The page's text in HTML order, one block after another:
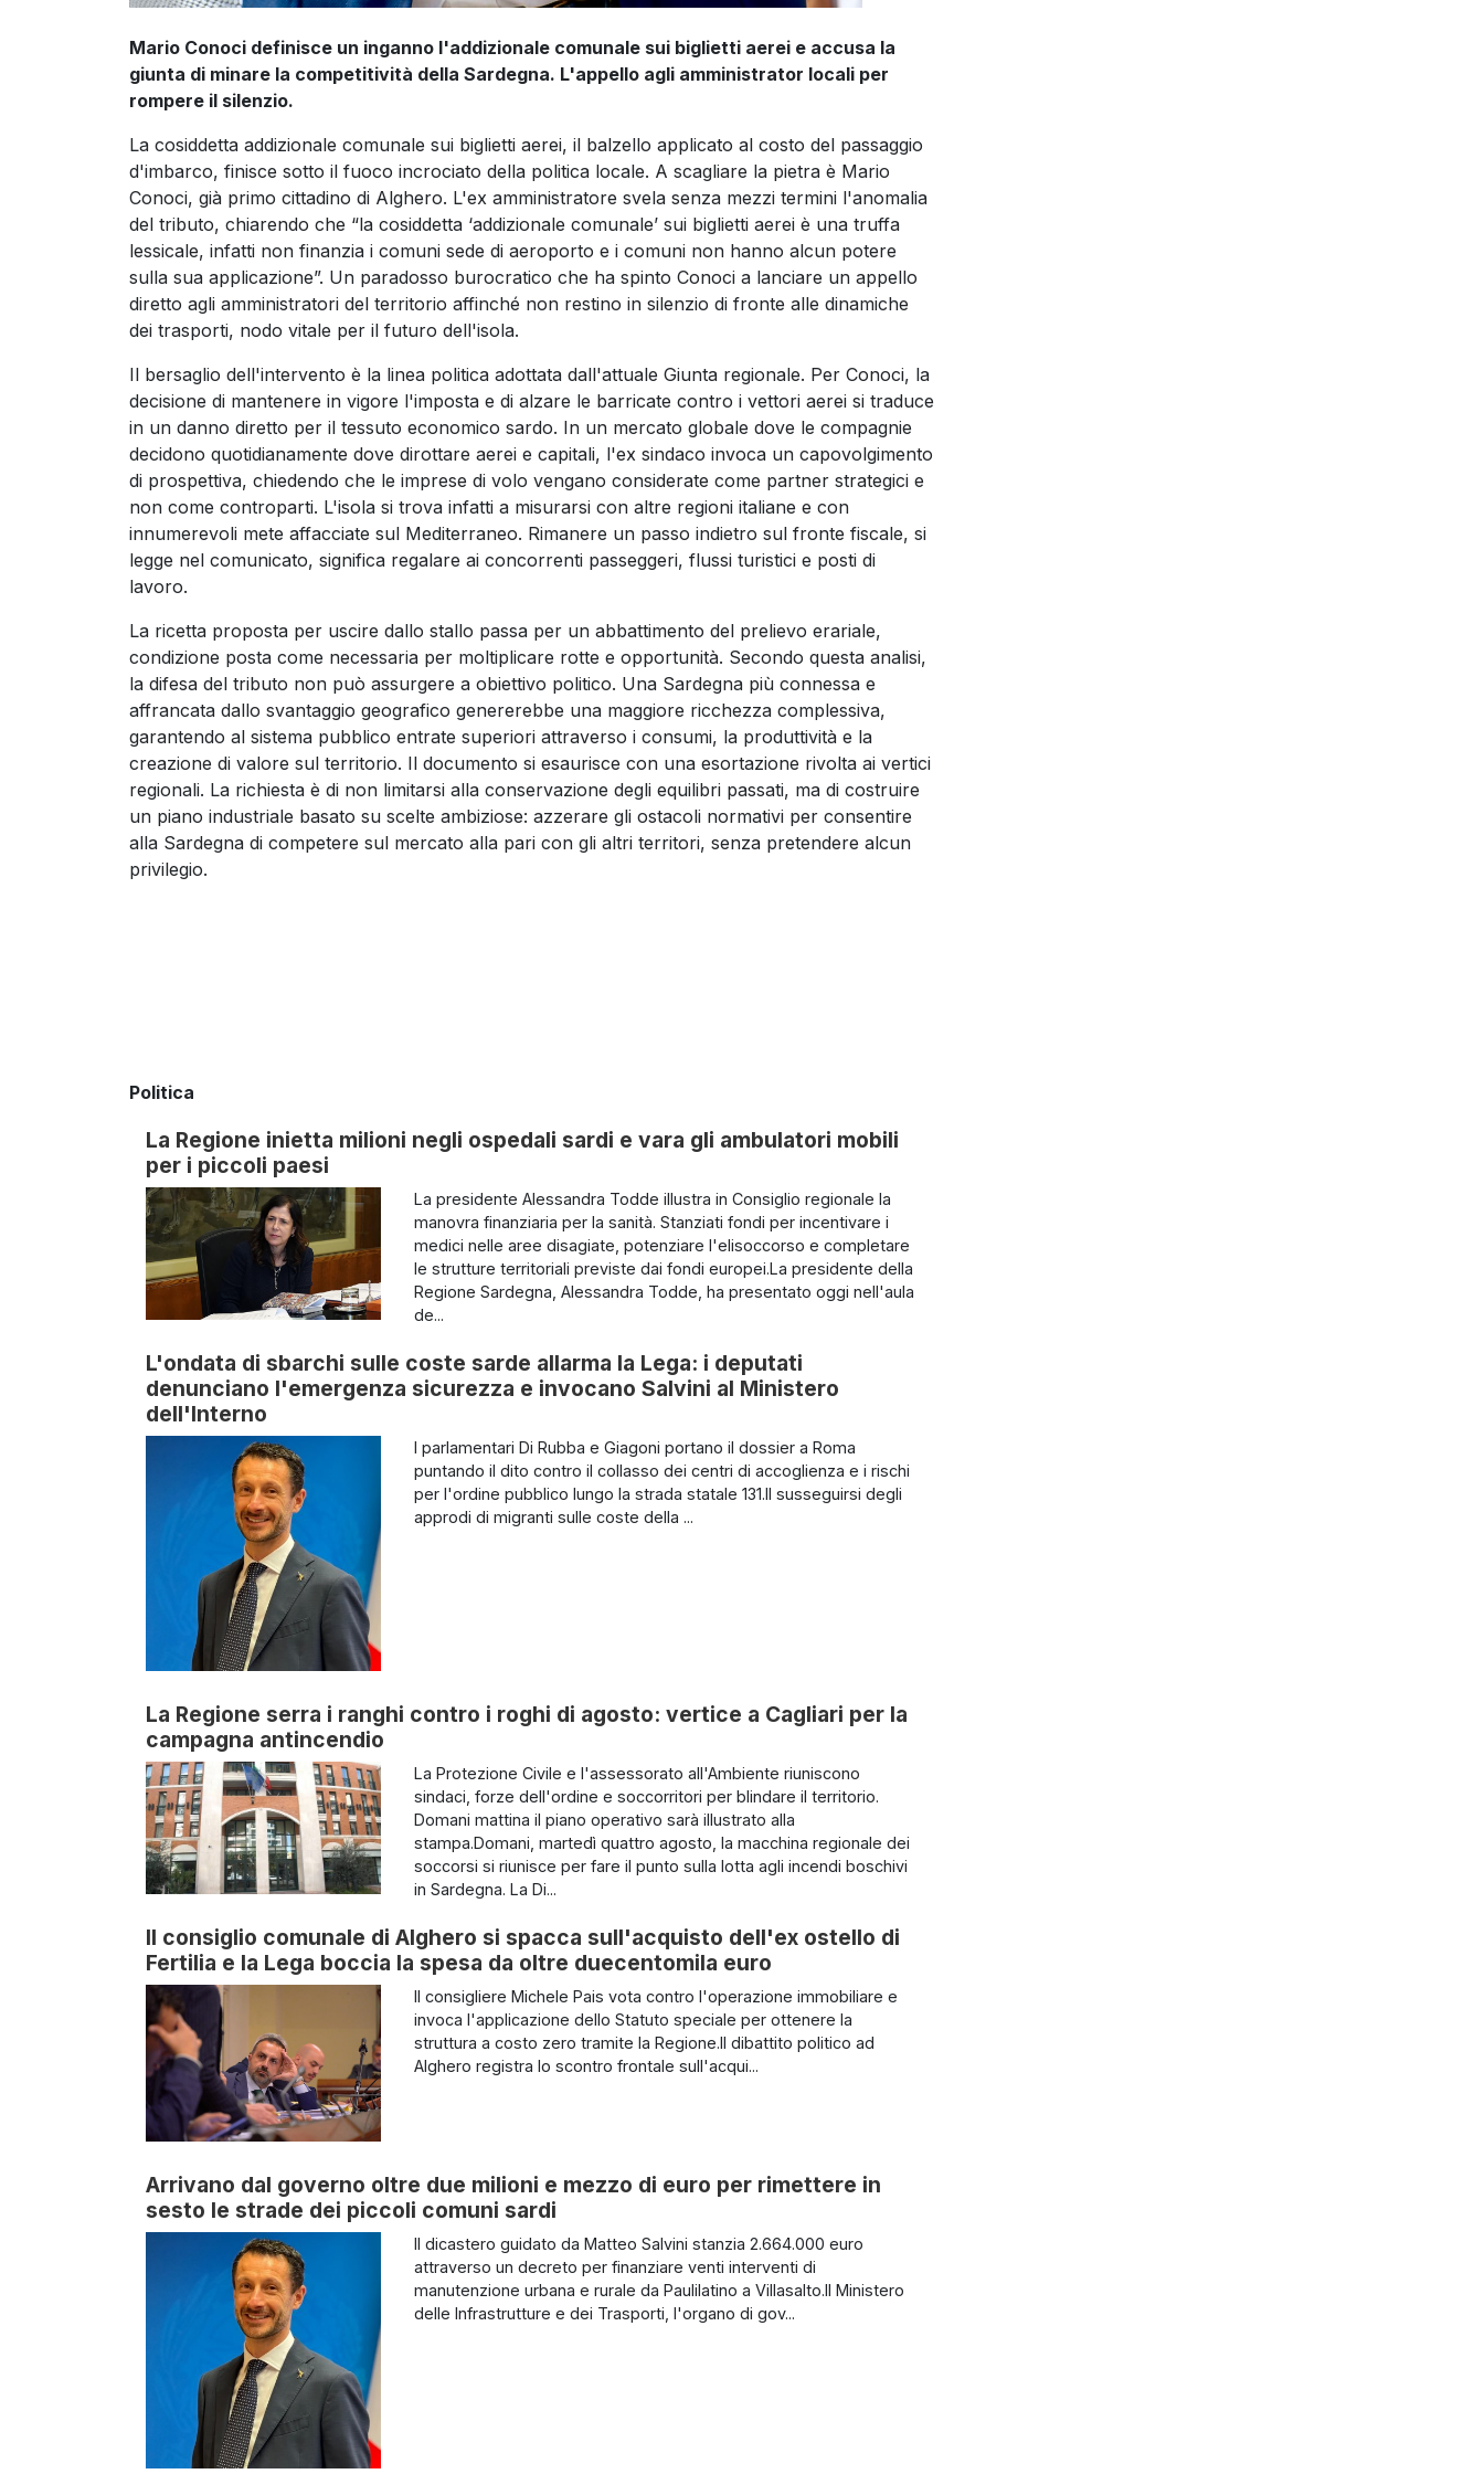
Mario Conoci definisce un inganno l'addizionale comunale sui biglietti aerei e accusa la
giunta di minare la competitività della Sardegna. L'appello agli amministrator locali per
rompere il silenzio.
La cosiddetta addizionale comunale sui biglietti aerei, il balzello applicato al costo del passaggio
d'imbarco, finisce sotto il fuoco incrociato della politica locale. A scagliare la pietra è Mario
Conoci, già primo cittadino di Alghero. L'ex amministratore svela senza mezzi termini l'anomalia
del tributo, chiarendo che “la cosiddetta ‘addizionale comunale’ sui biglietti aerei è una truffa
lessicale, infatti non finanzia i comuni sede di aeroporto e i comuni non hanno alcun potere
sulla sua applicazione”. Un paradosso burocratico che ha spinto Conoci a lanciare un appello
diretto agli amministratori del territorio affinché non restino in silenzio di fronte alle dinamiche
dei trasporti, nodo vitale per il futuro dell'isola.
Il bersaglio dell'intervento è la linea politica adottata dall'attuale Giunta regionale. Per Conoci, la
decisione di mantenere in vigore l'imposta e di alzare le barricate contro i vettori aerei si traduce
in un danno diretto per il tessuto economico sardo. In un mercato globale dove le compagnie
decidono quotidianamente dove dirottare aerei e capitali, l'ex sindaco invoca un capovolgimento
di prospettiva, chiedendo che le imprese di volo vengano considerate come partner strategici e
non come controparti. L'isola si trova infatti a misurarsi con altre regioni italiane e con
innumerevoli mete affacciate sul Mediterraneo. Rimanere un passo indietro sul fronte fiscale, si
legge nel comunicato, significa regalare ai concorrenti passeggeri, flussi turistici e posti di
lavoro.
La ricetta proposta per uscire dallo stallo passa per un abbattimento del prelievo erariale,
condizione posta come necessaria per moltiplicare rotte e opportunità. Secondo questa analisi,
la difesa del tributo non può assurgere a obiettivo politico. Una Sardegna più connessa e
affrancata dallo svantaggio geografico genererebbe una maggiore ricchezza complessiva,
garantendo al sistema pubblico entrate superiori attraverso i consumi, la produttività e la
creazione di valore sul territorio. Il documento si esaurisce con una esortazione rivolta ai vertici
regionali. La richiesta è di non limitarsi alla conservazione degli equilibri passati, ma di costruire
un piano industriale basato su scelte ambiziose: azzerare gli ostacoli normativi per consentire
alla Sardegna di competere sul mercato alla pari con gli altri territori, senza pretendere alcun
privilegio.
Politica
La Regione inietta milioni negli ospedali sardi e vara gli ambulatori mobili
per i piccoli paesi
La presidente Alessandra Todde illustra in Consiglio regionale la
manovra finanziaria per la sanità. Stanziati fondi per incentivare i
medici nelle aree disagiate, potenziare l'elisoccorso e completare
le strutture territoriali previste dai fondi europei.La presidente della
Regione Sardegna, Alessandra Todde, ha presentato oggi nell'aula
de...
L'ondata di sbarchi sulle coste sarde allarma la Lega: i deputati
denunciano l'emergenza sicurezza e invocano Salvini al Ministero
dell'Interno
I parlamentari Di Rubba e Giagoni portano il dossier a Roma
puntando il dito contro il collasso dei centri di accoglienza e i rischi
per l'ordine pubblico lungo la strada statale 131.Il susseguirsi degli
approdi di migranti sulle coste della ...
La Regione serra i ranghi contro i roghi di agosto: vertice a Cagliari per la
campagna antincendio
La Protezione Civile e l'assessorato all'Ambiente riuniscono
sindaci, forze dell'ordine e soccorritori per blindare il territorio.
Domani mattina il piano operativo sarà illustrato alla
stampa.Domani, martedì quattro agosto, la macchina regionale dei
soccorsi si riunisce per fare il punto sulla lotta agli incendi boschivi
in Sardegna. La Di...
Il consiglio comunale di Alghero si spacca sull'acquisto dell'ex ostello di
Fertilia e la Lega boccia la spesa da oltre duecentomila euro
Il consigliere Michele Pais vota contro l'operazione immobiliare e
invoca l'applicazione dello Statuto speciale per ottenere la
struttura a costo zero tramite la Regione.Il dibattito politico ad
Alghero registra lo scontro frontale sull'acqui...
Arrivano dal governo oltre due milioni e mezzo di euro per rimettere in
sesto le strade dei piccoli comuni sardi
Il dicastero guidato da Matteo Salvini stanzia 2.664.000 euro
attraverso un decreto per finanziare venti interventi di
manutenzione urbana e rurale da Paulilatino a Villasalto.Il Ministero
delle Infrastrutture e dei Trasporti, l'organo di gov...